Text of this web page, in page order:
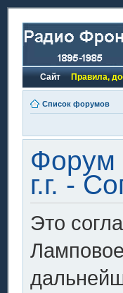
Сайт Правила,
Список форумов
Форум
г.г. -
Это